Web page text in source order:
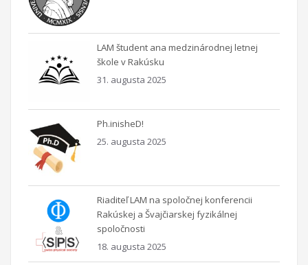
LAM študent ana medzinárodnej letnej
škole v Rakúsku
31. augusta 2025
Ph.inisheD!
25. augusta 2025
Riaditeľ LAM na spoločnej konferencii
Rakúskej a Švajčiarskej fyzikálnej
spoločnosti
18. augusta 2025